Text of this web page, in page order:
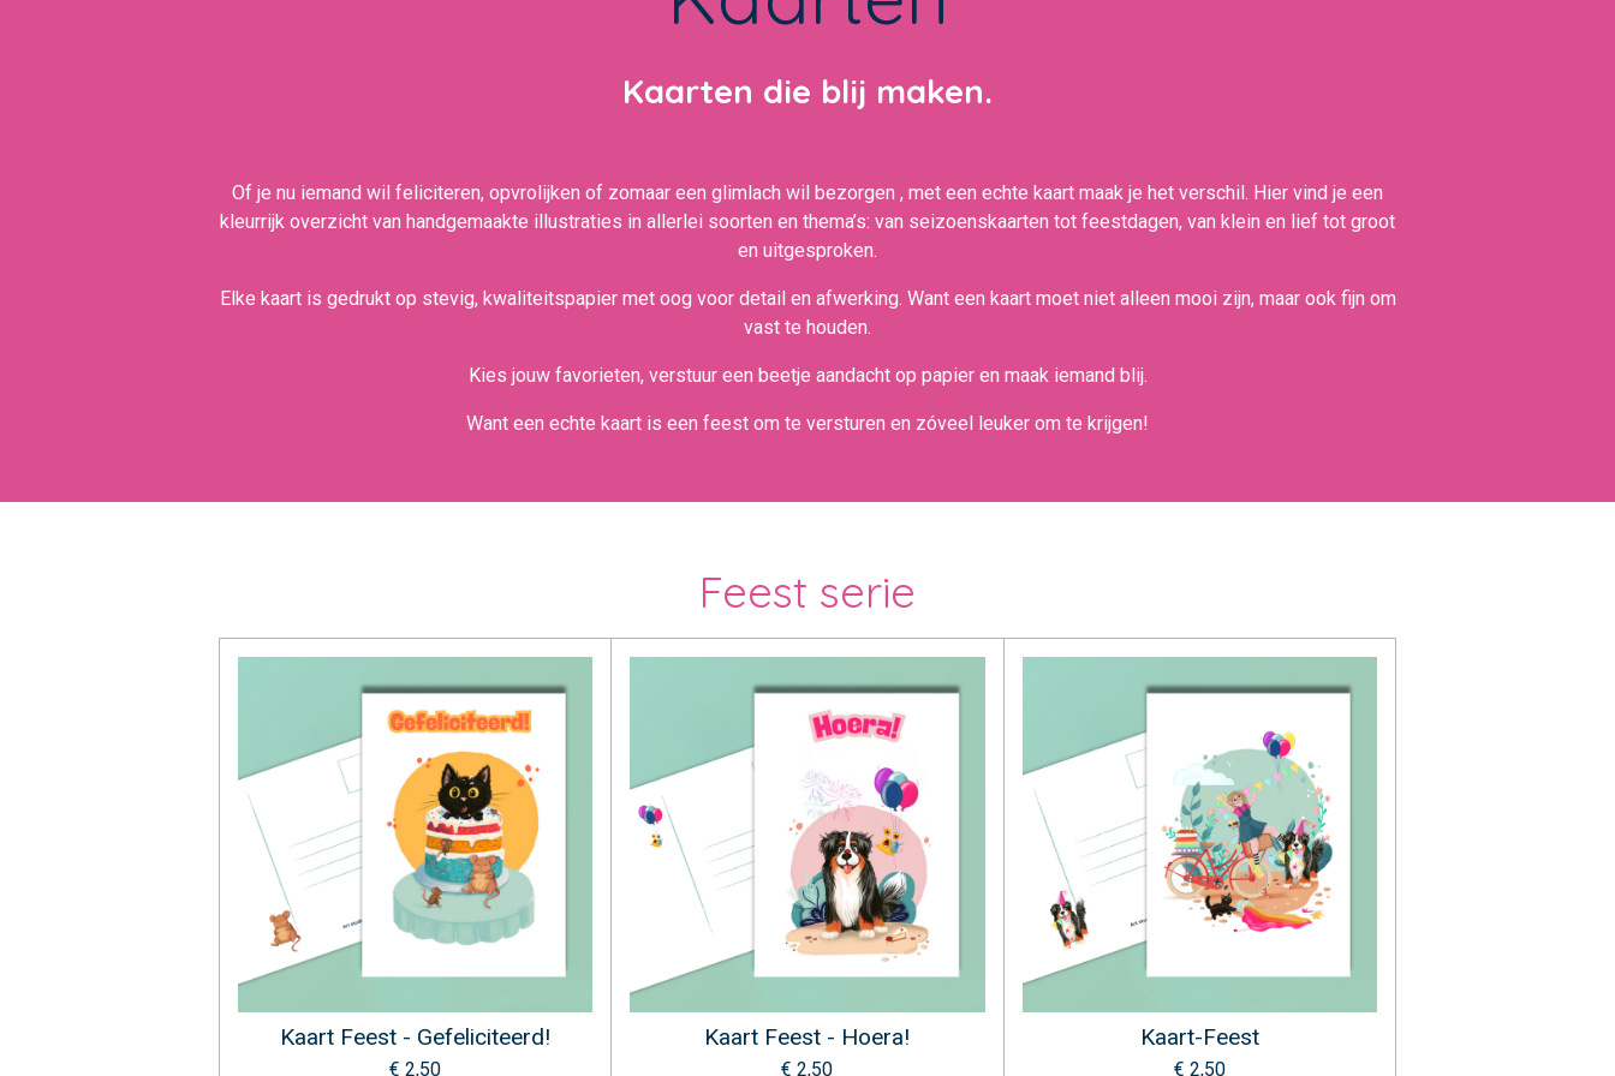
Kaarten die blij maken.
Of je nu iemand wil feliciteren, opvrolijken of zomaar een glimlach wil bezorgen , met een echte kaart maak je het verschil. Hier vind je een
kleurrijk overzicht van handgemaakte illustraties in allerlei soorten en thema’s: van seizoenskaarten tot feestdagen, van klein en lief tot groot
en uitgesproken.
Elke kaart is gedrukt op stevig, kwaliteitspapier met oog voor detail en afwerking. Want een kaart moet niet alleen mooi zijn, maar ook fijn om
vast te houden.
Kies jouw favorieten, verstuur een beetje aandacht op papier en maak iemand blij.
Want een echte kaart is een feest om te versturen en zóveel leuker om te krijgen!
Feest serie
Kaart Feest - Gefeliciteerd!
€ 2,50
Kaart Feest - Hoera!
€ 2,50
Kaart-Feest
€ 2,50